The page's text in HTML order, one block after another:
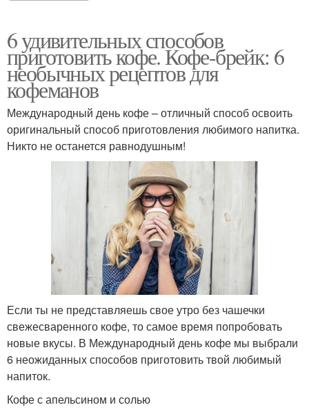
6 удивительных способов
приготовить кофе. Кофе-брейк: 6
необычных рецептов для
кофеманов
Международный день кофе – отличный способ освоить
оригинальный способ приготовления любимого напитка.
Никто не останется равнодушным!
Если ты не представляешь свое утро без чашечки
свежесваренного кофе, то самое время попробовать
новые вкусы. В Международный день кофе мы выбрали
6 неожиданных способов приготовить твой любимый
напиток.
Кофе с апельсином и солью